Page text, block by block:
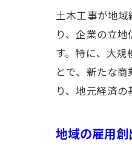
土木工事が地
り、企業の立
す。特に、大
とで、新たな
り、地元経済の
地域の雇用